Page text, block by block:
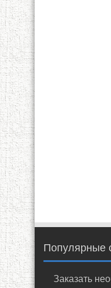
Популярные
Заказать